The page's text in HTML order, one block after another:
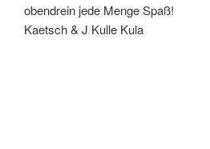
obendrein jede Menge Spaß!
Kaetsch & J Kulle Kula